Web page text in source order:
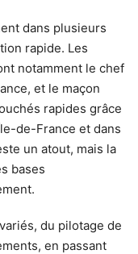
dans plusieurs
rapide. Les
notamment le chef
et le maçon
rapides grâce
de-France et dans
un atout, mais la
bases
du pilotage de
en passant